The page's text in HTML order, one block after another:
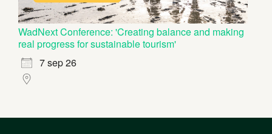
WadNext Conference: 'Creating balance and making
real progress for sustainable tourism'
7 sep 26